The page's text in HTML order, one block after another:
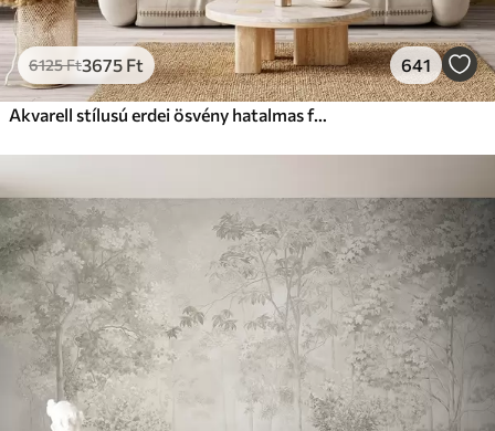
Peel and Stick
2266613600Ft/m²
6125Ft3675 Ft 641
Akvarell stílusú erdei ösvény hatalmas fák között